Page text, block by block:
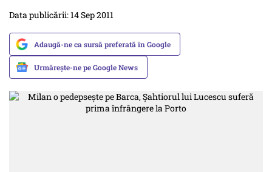
Data publicării: 14 Sep 2011
Adaugă-ne ca sursă preferată în Google
Urmărește-ne pe Google News